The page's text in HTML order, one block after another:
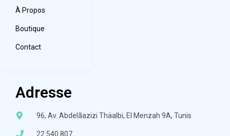
À Propos
Boutique
Contact
Adresse
96, Av. Abdelãazizi Thäalbi, El Menzah 9A, Tunis
22 540 807